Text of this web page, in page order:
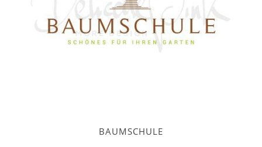
BAUMSCHULE